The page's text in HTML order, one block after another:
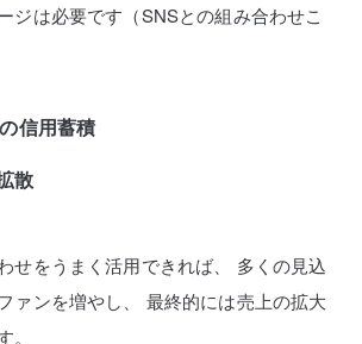
ジは必要です（SNSとの組み合わせこ
信用蓄積
散
せをうまく活用できれば、
多くの見込
ァンを増やし、
最終的には売上の拡大